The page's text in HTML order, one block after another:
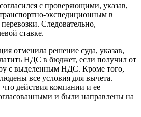
с проверяющими, указав,
экспедиционным в
Следовательно,
ставке.
отменила решение суда, указав,
НДС в бюджет, если получил от
с выделенным НДС. Кроме того,
все условия для вычета.
действия компании и ее
и были направлены на